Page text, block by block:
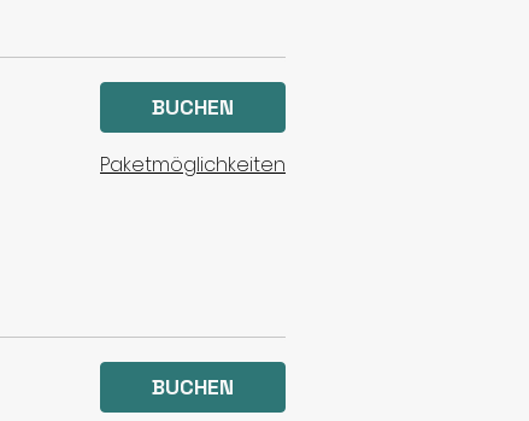
BUCHEN
Paketmöglichkeiten
BUCHEN